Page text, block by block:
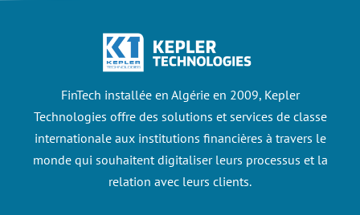
FinTech installée en Algérie en 2009, Kepler
Technologies offre des solutions et services de classe
internationale aux institutions financières à travers le
monde qui souhaitent digitaliser leurs processus et la
relation avec leurs clients.